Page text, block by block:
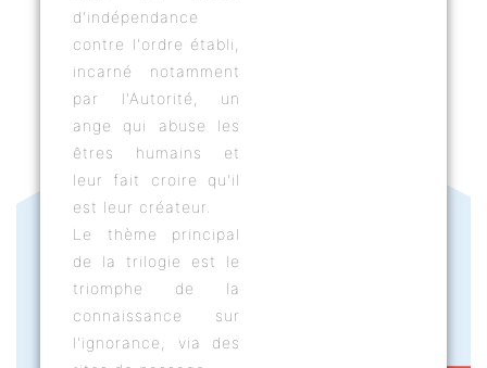
d'indépendance
contre l'ordre établi,
incarné notamment
par l'Autorité, un
ange qui abuse les
êtres humains et
leur fait croire qu'il
est leur créateur.
Le thème principal
de la trilogie est le
triomphe de la
connaissance sur
l'ignorance, via des